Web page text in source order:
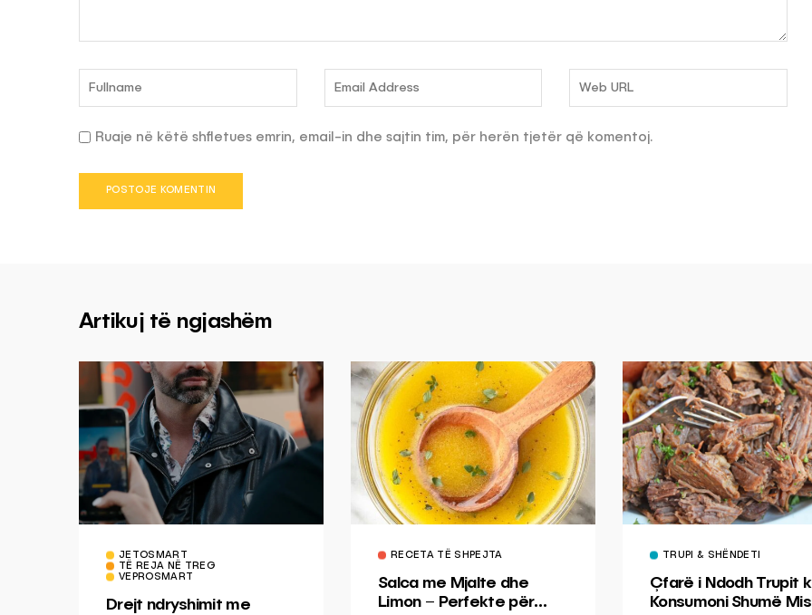
Ruaje në këtë shfletues emrin, email-in dhe sajtin tim, për herën tjetër që komentoj.
Artikuj të ngjashëm
JETOSMART
TË REJA NË TREG
VEPROSMART
Drejt ndryshimit me
RECETA TË SHPEJTA
Salca me Mjalte dhe
Limon – Perfekte për
TRUPI & SHËNDETI
Çfarë i Ndodh Trupit
Konsumoni Shumë